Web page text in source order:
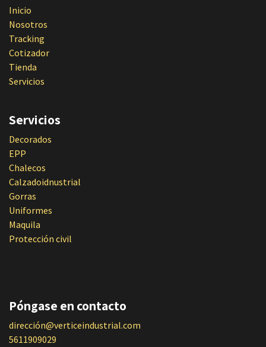
Inicio
Nosotros
Tracking
Cotizador
Tienda
Servicios
Servicios
Decorados
EPP
Chalecos
Calzadoidnustrial
Gorras
Uniformes
Maquila
Protección civil
Póngase en contacto
dirección@verticeindustrial.com
5611909029